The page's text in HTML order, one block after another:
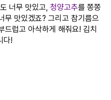
너무 맛있고, 청양고추를 쫑쫑
무 맛있겠죠? 그리고 참기름으
드럽고 아삭하게 해줘요! 김치
다!